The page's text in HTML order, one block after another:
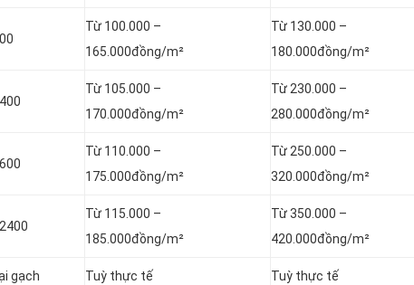
Từ 100.000 –
165.000đồng/m²
Từ 130.000 –
180.000đồng/m²
Từ 105.000 –
170.000đồng/m²
Từ 230.000 –
280.000đồng/m²
Từ 110.000 –
175.000đồng/m²
Từ 250.000 –
320.000đồng/m²
Từ 115.000 –
185.000đồng/m²
Từ 350.000 –
420.000đồng/m²
gạch Tuỳ thực tế Tuỳ thực tế